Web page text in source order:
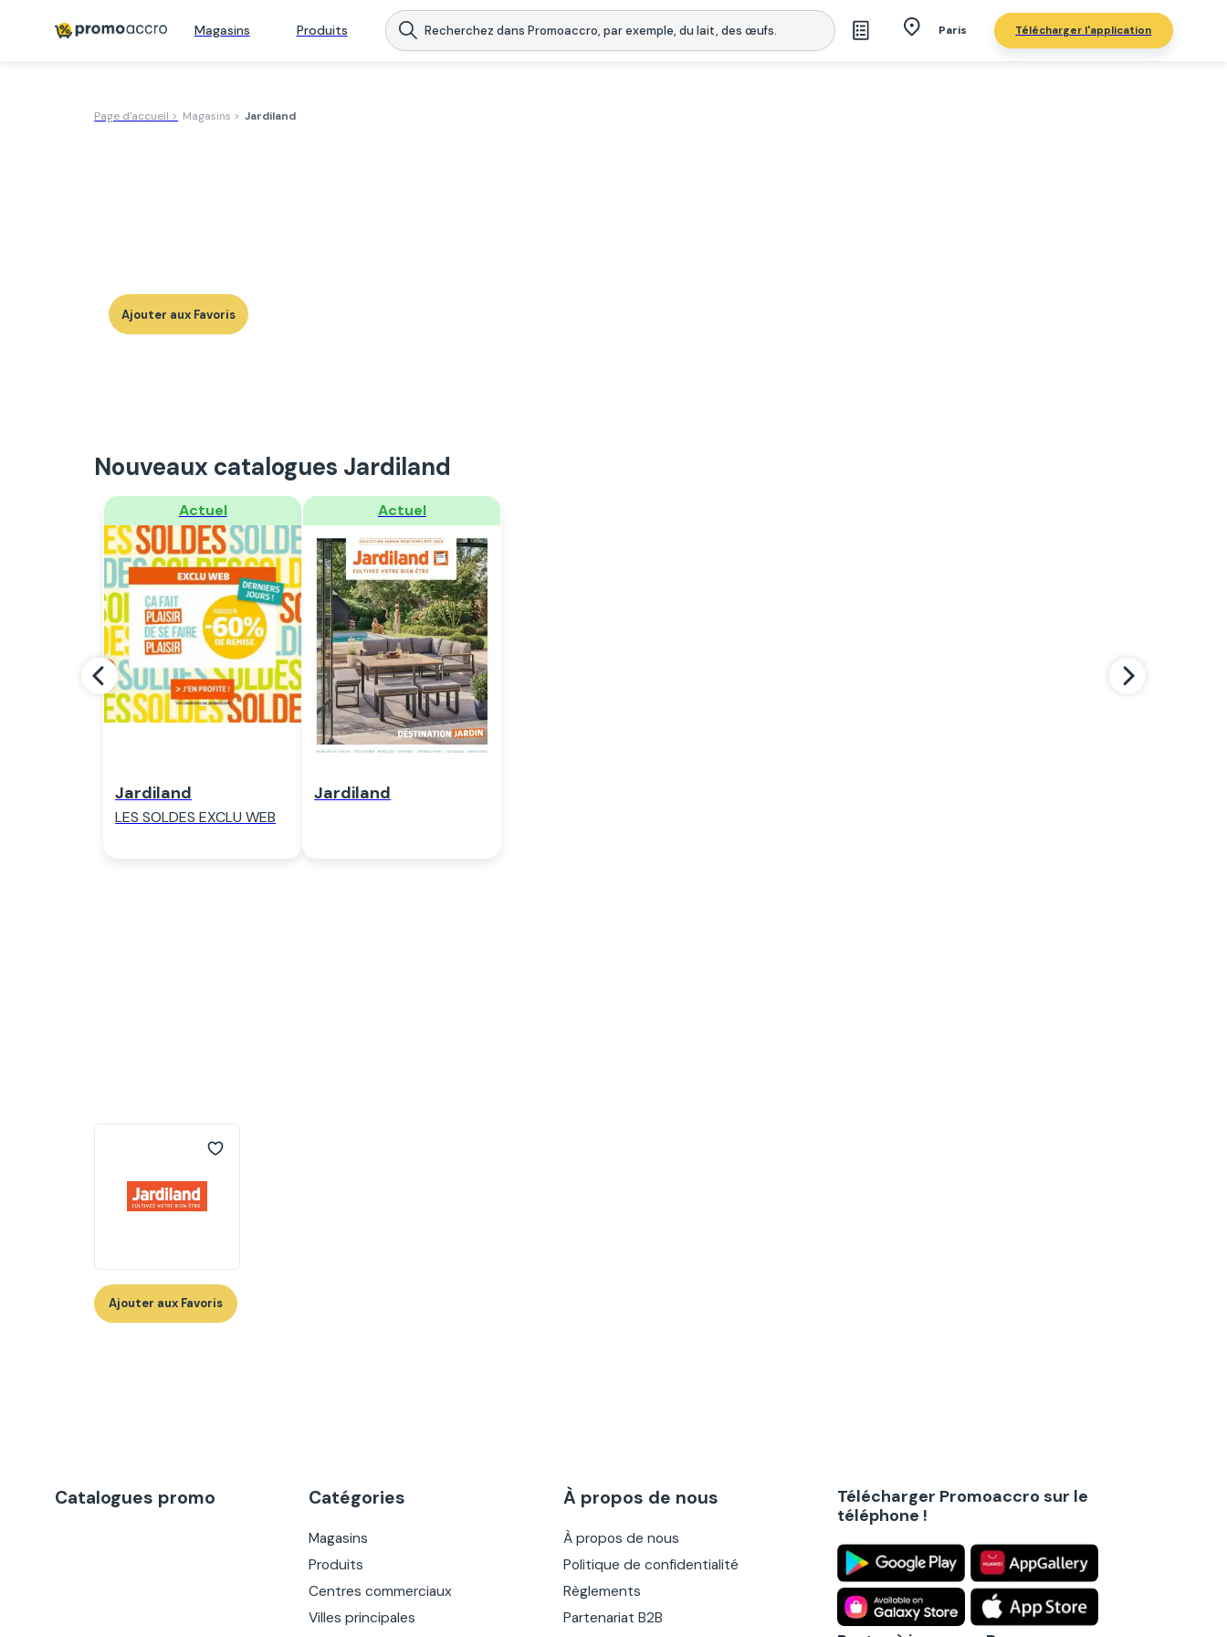
Magasins Produits Paris Télécharger l'application
Page d'accueil > Magasins > Jardiland
Ajouter aux Favoris
Nouveaux catalogues Jardiland
Regarder
Jardiland
LES SOLDES EXCLU WEB
Regarder
Jardiland
Ajouter aux Favoris
Catalogues promo Catégories
Magasins
Produits
Centres commerciaux
Villes principales
À propos de nous
À propos de nous
Politique de confidentialité
Règlements
Partenariat B2B
Télécharger Promoaccro sur le
téléphone !